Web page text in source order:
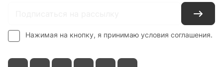
Нажимая на кнопку, я принимаю условия соглашения.